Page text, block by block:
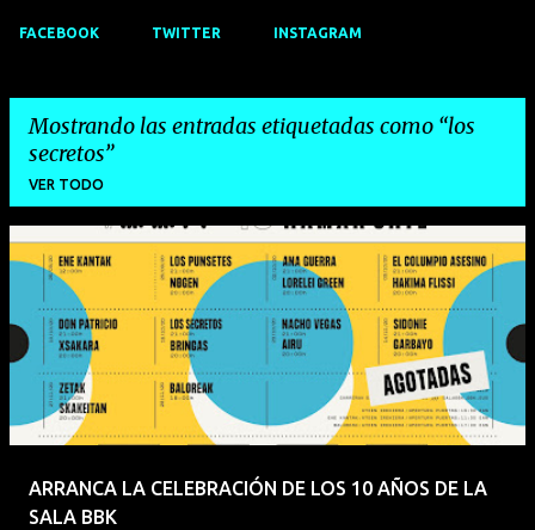
FACEBOOK TWITTER INSTAGRAM
Mostrando las entradas etiquetadas como los
secretos
VER TODO
E
t
r
d
ARRANCA LA CELEBRACIÓN DE LOS 10 AÑOS DE LA
SALA BBK